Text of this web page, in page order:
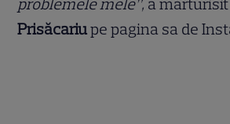
problemele mele”, a mărturisit
Prisăcariupe pagina sa de